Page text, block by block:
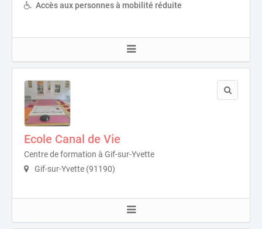
Accès aux personnes à mobilité réduite
Ecole Canal de Vie
Centre de formation à Gif-sur-Yvette
Gif-sur-Yvette (91190)